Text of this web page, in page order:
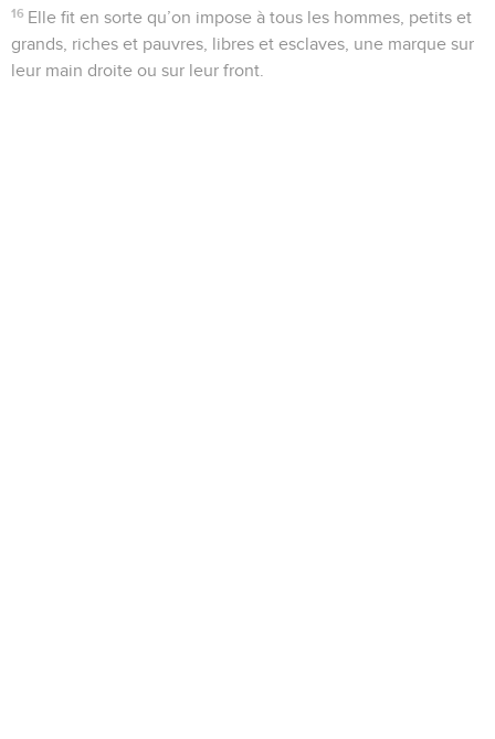
16 Elle fit en sorte qu’on impose à tous les hommes, petits et
grands, riches et pauvres, libres et esclaves, une marque sur
leur main droite ou sur leur front.